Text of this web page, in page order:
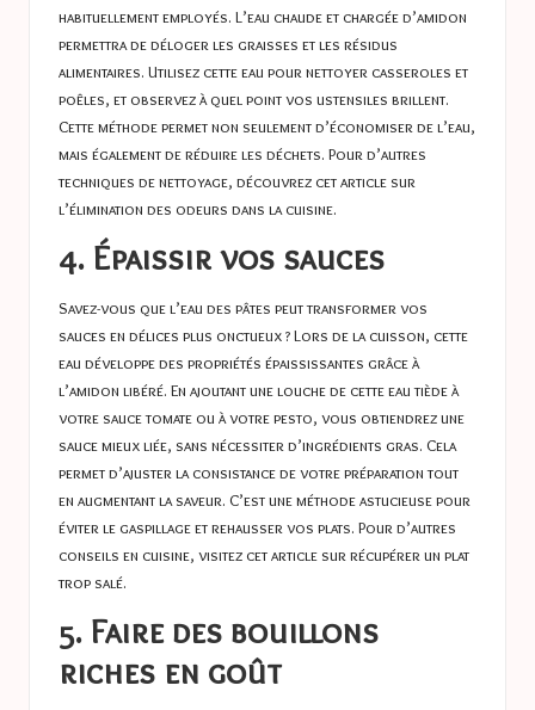
habituellement employés. L’eau chaude et chargée d’amidon
permettra de déloger les graisses et les résidus
alimentaires. Utilisez cette eau pour nettoyer casseroles et
poêles, et observez à quel point vos ustensiles brillent.
Cette méthode permet non seulement d’économiser de l’eau,
mais également de réduire les déchets. Pour d’autres
techniques de nettoyage, découvrez cet article sur
l’élimination des odeurs dans la cuisine.
4. Épaissir vos sauces
Savez-vous que l’eau des pâtes peut transformer vos
sauces en délices plus onctueux ? Lors de la cuisson, cette
eau développe des propriétés épaississantes grâce à
l’amidon libéré. En ajoutant une louche de cette eau tiède à
votre sauce tomate ou à votre pesto, vous obtiendrez une
sauce mieux liée, sans nécessiter d’ingrédients gras. Cela
permet d’ajuster la consistance de votre préparation tout
en augmentant la saveur. C’est une méthode astucieuse pour
éviter le gaspillage et rehausser vos plats. Pour d’autres
conseils en cuisine, visitez cet article surrécupérer un plat
trop salé.
5. Faire des bouillons
riches en goût